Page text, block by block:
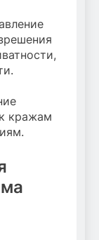
кражам